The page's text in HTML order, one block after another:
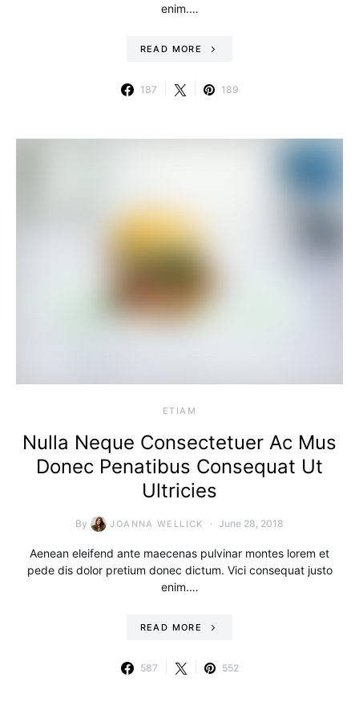
enim.…
READ MORE
187 189
ETIAM
Nulla Neque Consectetuer Ac Mus
Donec Penatibus Consequat Ut
Ultricies
By JOANNA WELLICK June 28, 2018
Aenean eleifend ante maecenas pulvinar montes lorem et
pede dis dolor pretium donec dictum. Vici consequat justo
enim.…
READ MORE
587 552